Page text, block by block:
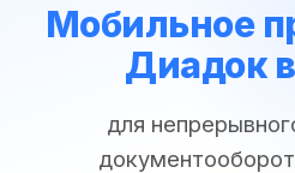
Мобильное
Диадок
для